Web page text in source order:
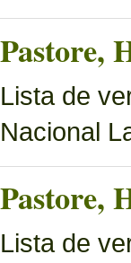
Pastore,
Lista de
Nacional
Pastore,
Lista de